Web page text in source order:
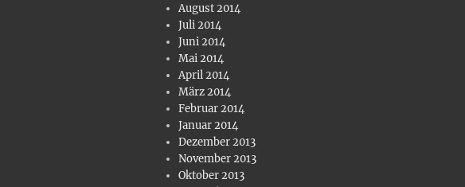
August 2014
Juli 2014
Juni 2014
Mai 2014
April 2014
März 2014
Februar 2014
Januar 2014
Dezember 2013
November 2013
Oktober 2013